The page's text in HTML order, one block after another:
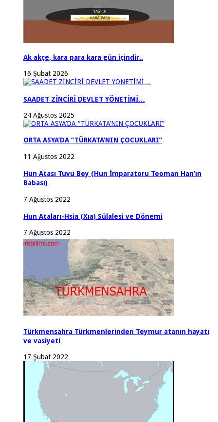
Ak akçe, kara para kara gün içindir..
16 Şubat 2026
SAADET ZİNCİRİ DEVLET YÖNETİMİ…
24 Ağustos 2025
ORTA ASYA’DA “TÜRKATA’NIN ÇOCUKLARI”
11 Ağustos 2022
Hun Atası Tuvu Bey (Hun İmparatoru Teoman Han’ın
Babası)
7 Ağustos 2022
Hun Ataları-Hsia (Xıa) Sülalesi ve Dönemi
7 Ağustos 2022
Türkmensahra Türkmenlerinden Teymur atanın hayatı
ve vasiyeti
17 Şubat 2022